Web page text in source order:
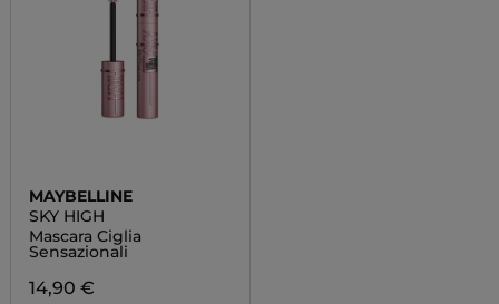
MAYBELLINE
SKY HIGH
Mascara Ciglia
Sensazionali
14,90 €